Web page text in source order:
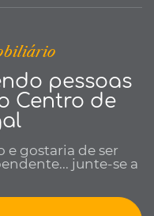
pessoas
Centro de
e gostaria de ser
junte-se a